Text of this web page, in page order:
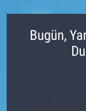
Bugün,